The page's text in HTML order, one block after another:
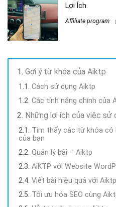
Lợi Ích
Affiliate program
Gợi ý từ khóa của Aiktp
Cách sử dụng Aiktp
Các tính năng chính của
Những lợi ích của việc sử
Tìm thấy các từ khóa có
của bạn
Quản lý bài – Aiktp
AiKTP với Website
Viết bài hiệu quả với Aiktp
Tối ưu hóa SEO cùng